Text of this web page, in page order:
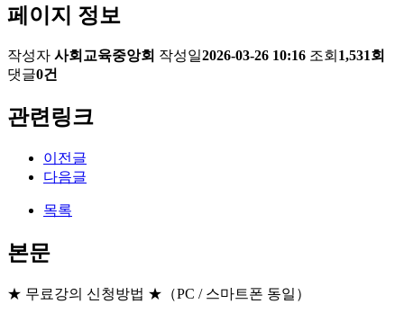
페이지 정보
작성자 사회교육중앙회 작성일2026-03-26 10:16 조회 1,531회
댓글0건
관련링크
이전글
다음글
목록
본문
★ 무료강의 신청방법 ★（PC / 스마트폰 동일）